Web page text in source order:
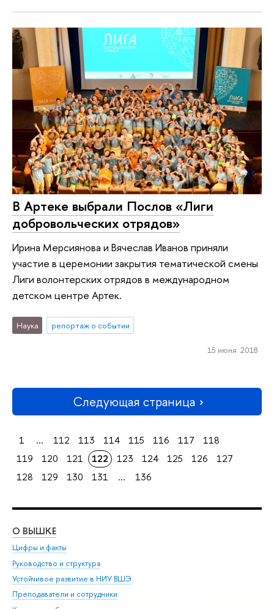
В Артеке выбрали Послов «Лиги
добровольческих отрядов»
Ирина Мерсиянова и Вячеслав Иванов приняли
участие в церемонии закрытия тематической смены
Лиги волонтерских отрядов в международном
детском центре Артек.
Наука репортаж о событии
15 июня 2018
Следующая страница
1 ... 112 113 114 115 116 117
118
119
120 121 122 123 124 125 126
127
128
129 130 131 ... 136
О ВЫШКЕ
Цифры и факты
Руководство и структура
Устойчивое развитие в НИУ ВШЭ
Преподаватели и сотрудники